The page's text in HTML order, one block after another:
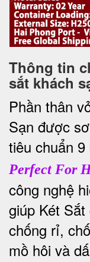
Thông tin
sắt khách
Phần thân
Sạn được
tiêu chuẩn 9
Perfect For
công nghệ
giúp Két Sắt
chống rỉ,
mồ hôi và